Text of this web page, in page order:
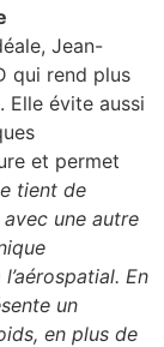
Jean-
qui rend plus
Elle évite aussi
et permet
tient de
une autre
En
un
en plus de